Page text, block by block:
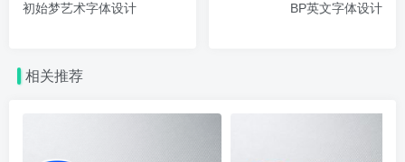
初始梦艺术字体设计
BP英文字体设计
相关推荐